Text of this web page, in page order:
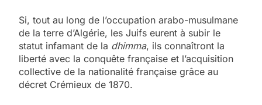
Si, tout au long de l’occupation arabo-musulmane
de la terre d’Algérie, les Juifs eurent à subir le
statut infamant de la dhimma, ils connaîtront la
liberté avec la conquête française et l’acquisition
collective de la nationalité française grâce au
décret Crémieux de 1870.